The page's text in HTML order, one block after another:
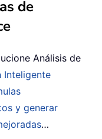
de
Análisis de
Inteligente
y generar
…